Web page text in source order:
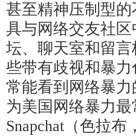
甚至精神压制型
具与网络交友社
坛、聊天室和留
些带有歧视和暴
常能看到网络暴
为美国网络暴力
Snapchat（色拉